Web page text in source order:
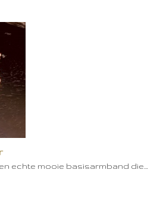
echte mooie basisarmband die…